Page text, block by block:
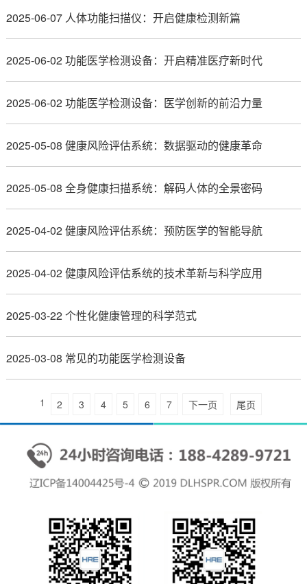
2025-06-07 人体功能扫描仪：开启健康检测新篇
2025-06-02 功能医学检测设备：开启精准医疗新时代
2025-06-02 功能医学检测设备：医学创新的前沿力量
2025-05-08 健康风险评估系统：数据驱动的健康革命
2025-05-08 全身健康扫描系统：解码人体的全景密码
2025-04-02 健康风险评估系统：预防医学的智能导航
2025-04-02 健康风险评估系统的技术革新与科学应用
2025-03-22 个性化健康管理的科学范式
2025-03-08 常见的功能医学检测设备
1 2 3 4 5 6 7 下一页 尾页